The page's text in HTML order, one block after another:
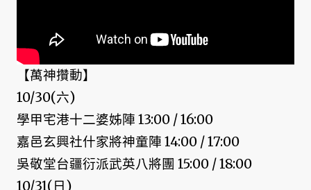
【萬神攢動】
10/30(六)
學甲宅港十二婆姊陣 13:00 / 16:00
嘉邑玄興社什家將神童陣 14:00 / 17:00
吳敬堂台疆衍派武英八將團 15:00 / 18:00
10/31(日)